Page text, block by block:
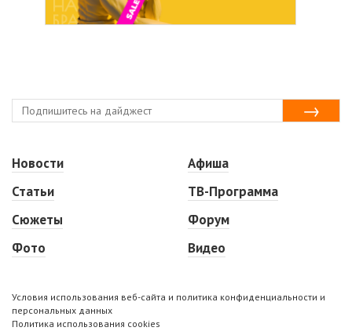
Новости
Статьи
Сюжеты
Фото
Афиша
ТВ-Программа
Форум
Видео
Условия использования веб-сайта и политика конфиденциальности и
персональных данных
Политика использования cookies